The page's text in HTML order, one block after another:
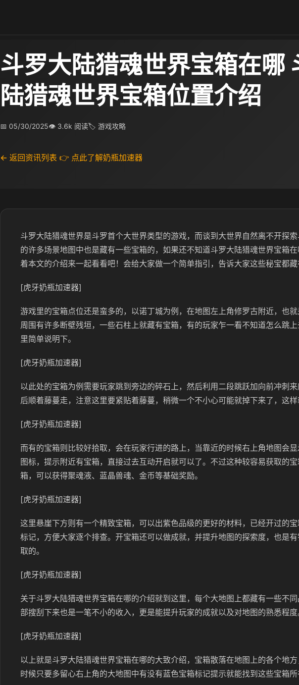
斗罗大陆猎魂世界宝箱在哪
陆猎魂世界宝箱位置介绍
📅 05/30/2025👁 3.6k 阅读🏷 游戏攻略
← 返回资讯列表 👉 点此了解奶瓶加速器
斗罗大陆猎魂世界是斗罗首个大世界类型的游戏，而谈到大世界自然离不开探
的许多场景地图中也是藏有一些宝箱的，如果还不知道斗罗大陆猎魂世界宝箱
着本文的介绍来一起看看吧！会给大家做一个简单指引，告诉大家这些秘宝都
[虎牙奶瓶加速器]
游戏里的宝箱点位还是蛮多的，以诺丁城为例，在地图左上角修罗古附近，也
周围有许多断壁残垣，一些石柱上就藏有宝箱，有的玩家乍一看不知道怎么跳
里简单说明下。
[虎牙奶瓶加速器]
以此处的宝箱为例需要玩家跳到旁边的碎石上，然后利用二段跳跃加向前冲刺
后顺着藤蔓走，注意这里要紧贴着藤蔓，稍微一个不小心可能就掉下来了，这
[虎牙奶瓶加速器]
而有的宝箱则比较好拾取，会在玩家行进的路上，当靠近的时候右上角地图会
图标，提示附近有宝箱，直接过去互动开启就可以了。不过这种较容易获取的
箱，可以获得聚魂液、蓝晶兽魂、金币等基础奖励。
[虎牙奶瓶加速器]
这里悬崖下方则有一个精致宝箱，可以出紫色品级的更好的材料，已经开过的
标记，方便大家逐个排查。开宝箱还可以做成就，并提升地图的探索度，也是
取的。
[虎牙奶瓶加速器]
关于斗罗大陆猎魂世界宝箱在哪的介绍就到这里，每个大地图上都藏有一些不
部搜刮下来也是一笔不小的收入，更是能提升玩家的成就以及对地图的熟悉程
[虎牙奶瓶加速器]
以上就是斗罗大陆猎魂世界宝箱在哪的大致介绍，宝箱散落在地图上的各个地
时候只要多留心右上角的大地图中有没有蓝色宝箱标记提示就能找到这些宝箱